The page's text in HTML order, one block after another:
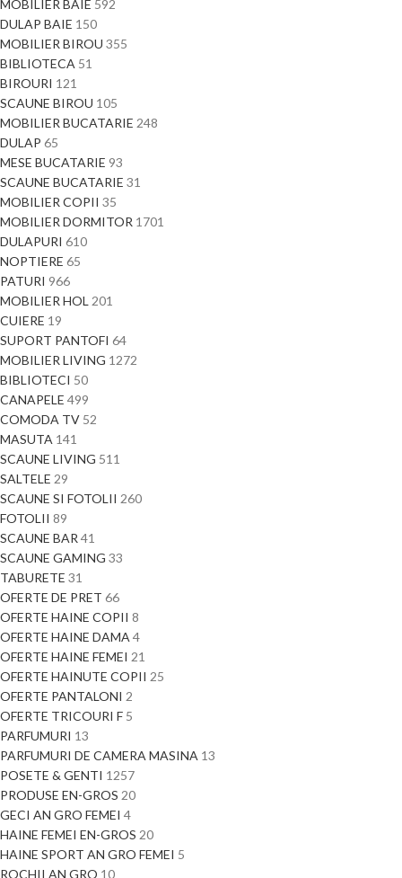
MOBILIER BAIE 592
DULAP BAIE 150
MOBILIER BIROU 355
BIBLIOTECA 51
BIROURI 121
SCAUNE BIROU 105
MOBILIER BUCATARIE 248
DULAP 65
MESE BUCATARIE 93
SCAUNE BUCATARIE 31
MOBILIER COPII 35
MOBILIER DORMITOR 1701
DULAPURI 610
NOPTIERE 65
PATURI 966
MOBILIER HOL201
CUIERE 19
SUPORT PANTOFI 64
MOBILIER LIVING 1272
BIBLIOTECI 50
CANAPELE 499
COMODA TV 52
MASUTA 141
SCAUNE LIVING 511
SALTELE 29
SCAUNE SI FOTOLII 260
FOTOLII 89
SCAUNE BAR41
SCAUNE GAMING 33
TABURETE 31
OFERTE DE PRET 66
OFERTE HAINE COPII 8
OFERTE HAINE DAMA4
OFERTE HAINE FEMEI 21
OFERTE HAINUTE COPII 25
OFERTE PANTALONI 2
OFERTE TRICOURI F 5
PARFUMURI 13
PARFUMURI DE CAMERA MASINA 13
POSETE & GENTI 1257
PRODUSE EN-GROS 20
GECI AN GRO FEMEI 4
HAINE FEMEI EN-GROS 20
HAINE SPORT AN GRO FEMEI 5
ROCHII AN GRO 10